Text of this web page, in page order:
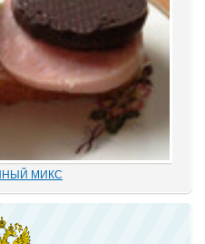
МИКС
«малости», как
папке статей обвинения без
и возбуждения другого